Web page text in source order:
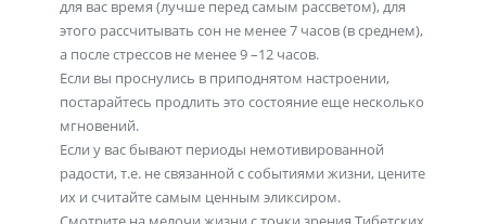
для вас время (лучше перед самым рассветом), для
этого рассчитывать сон не менее 7 часов (в среднем),
а после стрессов не менее 9 –12 часов.
Если вы проснулись в приподнятом настроении,
постарайтесь продлить это состояние еще несколько
мгновений.
Если у вас бывают периоды немотивированной
радости, т.е. не связанной с событиями жизни, цените
их и считайте самым ценным эликсиром.